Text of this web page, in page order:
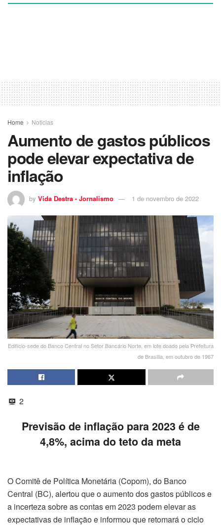
Home Noticias
Aumento de gastos públicos
pode elevar expectativa de
inflação
by Vida Destra - Jornalismo 1 de novembro de 2022
Edifício-sede do Banco Central no Setor Bancário Norte, em lote doado pela Prefeitura
de Brasília, em outubro de 1967
2
Previsão de inflação para 2023 é de
4,8%, acima do teto da meta
O Comitê de Política Monetária (Copom), do Banco
Central (BC), alertou que o aumento dos gastos públicos e
a incerteza sobre as contas em 2023 podem elevar as
expectativas de inflação e informou que retomará o ciclo